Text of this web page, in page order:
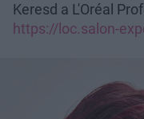
Keresd a L'Oréal
https://loc.salon-